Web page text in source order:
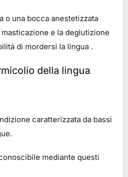
o una bocca anestetizzata
e la deglutizione
di mordersi la lingua .
della lingua
caratterizzata da bassi
mediante questi